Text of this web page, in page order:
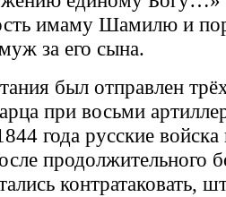
имаму Шамилю и
за его сына.
был отправлен
при восьми
года русские
продолжительного
контратаковать,